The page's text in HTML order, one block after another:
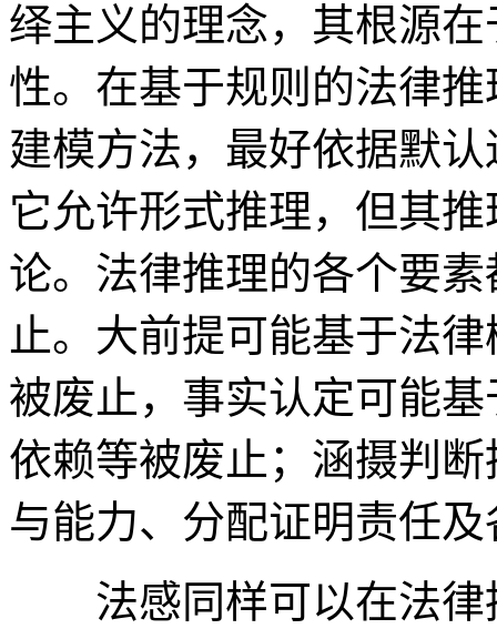
绎主义的理念，其根源
性。在基于规则的法律
建模方法，最好依据默
它允许形式推理，但其
论。法律推理的各个要
止。大前提可能基于法
被废止，事实认定可能
依赖等被废止；涵摄判
与能力、分配证明责任
法感同样可以在法律